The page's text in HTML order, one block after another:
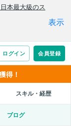
得！
スキル・経歴
ブログ